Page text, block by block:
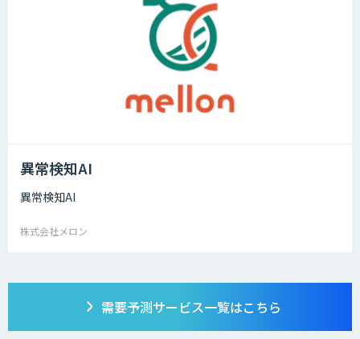
異常検知AI
異常検知AI
株式会社メロン
需要予測サービス一覧はこちら